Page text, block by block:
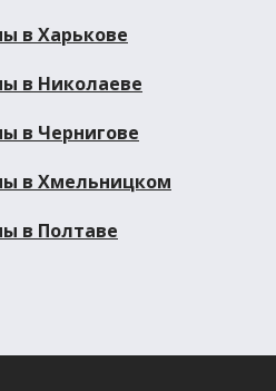
в Харькове
в Николаеве
в Чернигове
в Хмельницком
в Полтаве